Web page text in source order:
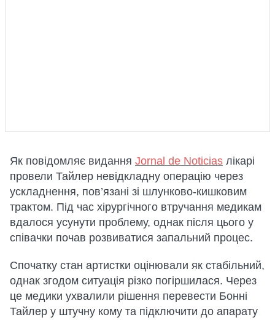
Як повідомляє видання Jornal de Noticias лікарі
провели Тайлер невідкладну операцію через
ускладнення, пов’язані зі шлунково-кишковим
трактом. Під час хірургічного втручання медикам
вдалося усунути проблему, однак після цього у
співачки почав розвиватися запальний процес.
Спочатку стан артистки оцінювали як стабільний,
однак згодом ситуація різко погіршилася. Через
це медики ухвалили рішення перевести Бонні
Тайлер у штучну кому та підключити до апарату